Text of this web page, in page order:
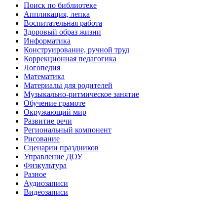
Поиск по библиотеке
Аппликация, лепка
Воспитательная работа
Здоровый образ жизни
Информатика
Конструирование, ручной труд
Коррекционная педагогика
Логопедия
Математика
Материалы для родителей
Музыкально-ритмическое занятие
Обучение грамоте
Окружающий мир
Развитие речи
Региональный компонент
Рисование
Сценарии праздников
Управление ДОУ
Физкультура
Разное
Аудиозаписи
Видеозаписи